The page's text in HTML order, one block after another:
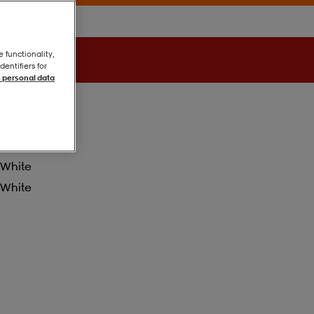
White
White
functionality,
for
personal data